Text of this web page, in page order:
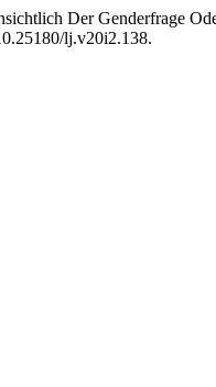
Der Genderfrage
lj.v20i2.138.